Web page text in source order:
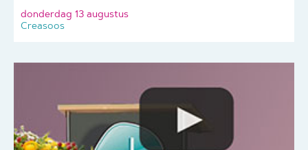
donderdag 13 augustus
Creasoos